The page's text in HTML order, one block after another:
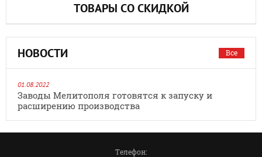
ТОВАРЫ СО СКИДКОЙ
НОВОСТИ Все
01.08.2022
Заводы Мелитополя готовятся к запуску и
расширению производства
Телефон: